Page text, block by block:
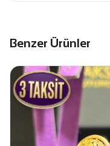
Benzer Ürünler